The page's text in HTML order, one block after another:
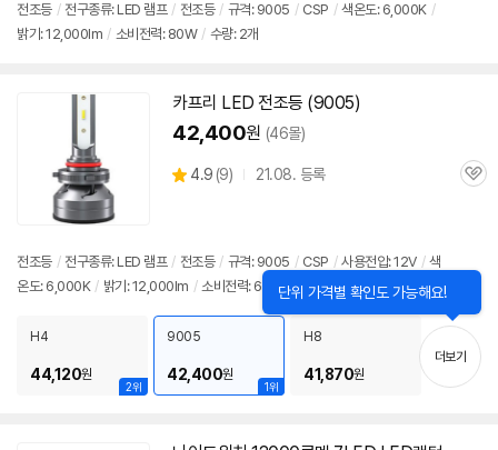
전조등 / 전구종류: LED 램프 / 전조등 / 규격: 9005 / CSP / 색온도: 6,000K /
밝기: 12,000lm / 소비전력: 80W / 수량: 2개
카프리 LED 전조등 (9005)
42,400원 (46몰)
별
4.9 (상
9) 21.08. 등록
관
전조등 / 전구종류: LED 램프 / 전조등 / 규격: 9005 / CSP / 사용전압: 12V / 색
온도: 6,000K / 밝기: 12,000lm / 소비전력: 60W / 수량: 2개
2위
H4
44,120원
1위
9005
42,400원
H8
41,870원
더보기